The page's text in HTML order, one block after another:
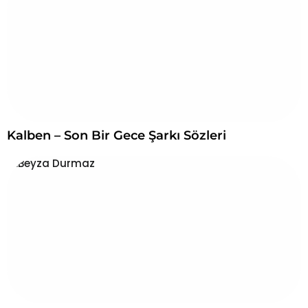
Kalben – Son Bir Gece Şarkı Sözleri